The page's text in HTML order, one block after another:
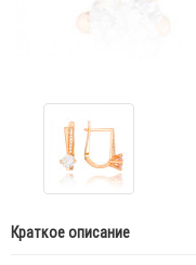
Краткое описание